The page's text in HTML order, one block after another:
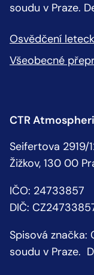
soudu v Praze.
Osvědčení
Všeobecné
CTR
Seifertova 2919/
Žižkov, 130 00
IČO: 24733857
DIČ:
Spisová značka:
soudu v Praze.